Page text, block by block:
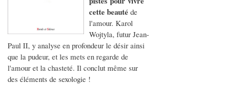
cette beauté de
l'amour. Karol
Wojtyla, futur Jean-
Paul II, y analyse en profondeur le désir ainsi
que la pudeur, et les mets en regarde de
l'amour et la chasteté. Il conclut même sur
des éléments de sexologie !